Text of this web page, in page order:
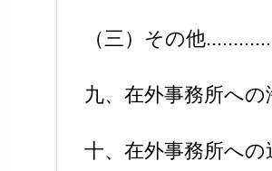
（三）その他
九、在外事務所へ
十、在外事務所への